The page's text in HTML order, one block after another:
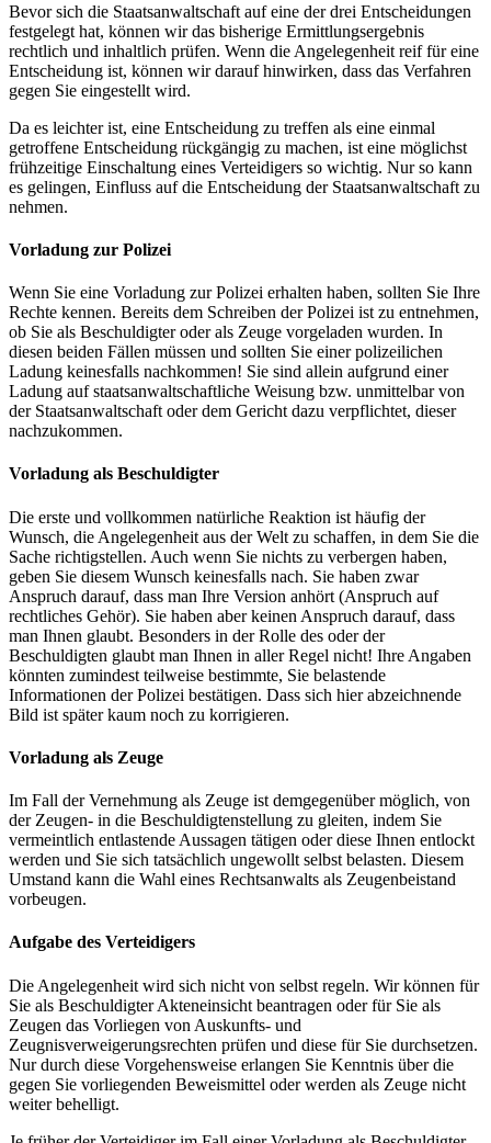
Bevor sich die Staatsanwaltschaft auf eine der drei Entscheidungen
festgelegt hat, können wir das bisherige Ermittlungsergebnis
rechtlich und inhaltlich prüfen. Wenn die Angelegenheit reif für eine
Entscheidung ist, können wir darauf hinwirken, dass das Verfahren
gegen Sie eingestellt wird.
Da es leichter ist, eine Entscheidung zu treffen als eine einmal
getroffene Entscheidung rückgängig zu machen, ist eine möglichst
frühzeitige Einschaltung eines Verteidigers so wichtig. Nur so kann
es gelingen, Einfluss auf die Entscheidung der Staatsanwaltschaft zu
nehmen.
Vorladung zur Polizei
Wenn Sie eine Vorladung zur Polizei erhalten haben, sollten Sie Ihre
Rechte kennen. Bereits dem Schreiben der Polizei ist zu entnehmen,
ob Sie als Beschuldigter oder als Zeuge vorgeladen wurden. In
diesen beiden Fällen müssen und sollten Sie einer polizeilichen
Ladung keinesfalls nachkommen! Sie sind allein aufgrund einer
Ladung auf staatsanwaltschaftliche Weisung bzw. unmittelbar von
der Staatsanwaltschaft oder dem Gericht dazu verpflichtet, dieser
nachzukommen.
Vorladung als Beschuldigter
Die erste und vollkommen natürliche Reaktion ist häufig der
Wunsch, die Angelegenheit aus der Welt zu schaffen, in dem Sie die
Sache richtigstellen. Auch wenn Sie nichts zu verbergen haben,
geben Sie diesem Wunsch keinesfalls nach. Sie haben zwar
Anspruch darauf, dass man Ihre Version anhört (Anspruch auf
rechtliches Gehör). Sie haben aber keinen Anspruch darauf, dass
man Ihnen glaubt. Besonders in der Rolle des oder der
Beschuldigten glaubt man Ihnen in aller Regel nicht! Ihre Angaben
könnten zumindest teilweise bestimmte, Sie belastende
Informationen der Polizei bestätigen. Dass sich hier abzeichnende
Bild ist später kaum noch zu korrigieren.
Vorladung als Zeuge
Im Fall der Vernehmung als Zeuge ist demgegenüber möglich, von
der Zeugen- in die Beschuldigtenstellung zu gleiten, indem Sie
vermeintlich entlastende Aussagen tätigen oder diese Ihnen entlockt
werden und Sie sich tatsächlich ungewollt selbst belasten. Diesem
Umstand kann die Wahl eines Rechtsanwalts als Zeugenbeistand
vorbeugen.
Aufgabe des Verteidigers
Die Angelegenheit wird sich nicht von selbst regeln. Wir können für
Sie als Beschuldigter Akteneinsicht beantragen oder für Sie als
Zeugen das Vorliegen von Auskunfts- und
Zeugnisverweigerungsrechten prüfen und diese für Sie durchsetzen.
Nur durch diese Vorgehensweise erlangen Sie Kenntnis über die
gegen Sie vorliegenden Beweismittel oder werden als Zeuge nicht
weiter behelligt.